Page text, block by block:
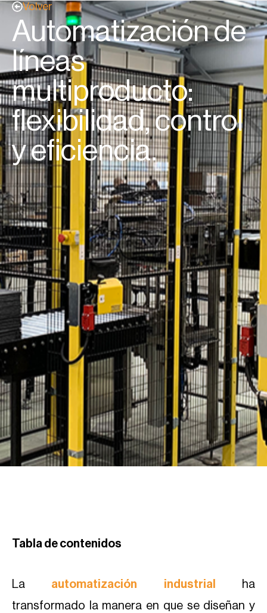
Volver
Automatización de
líneas
multiproducto:
flexibilidad, control
y eficiencia.
Tabla de contenidos
La automatización industrial ha
transformado la manera en que se diseñan y